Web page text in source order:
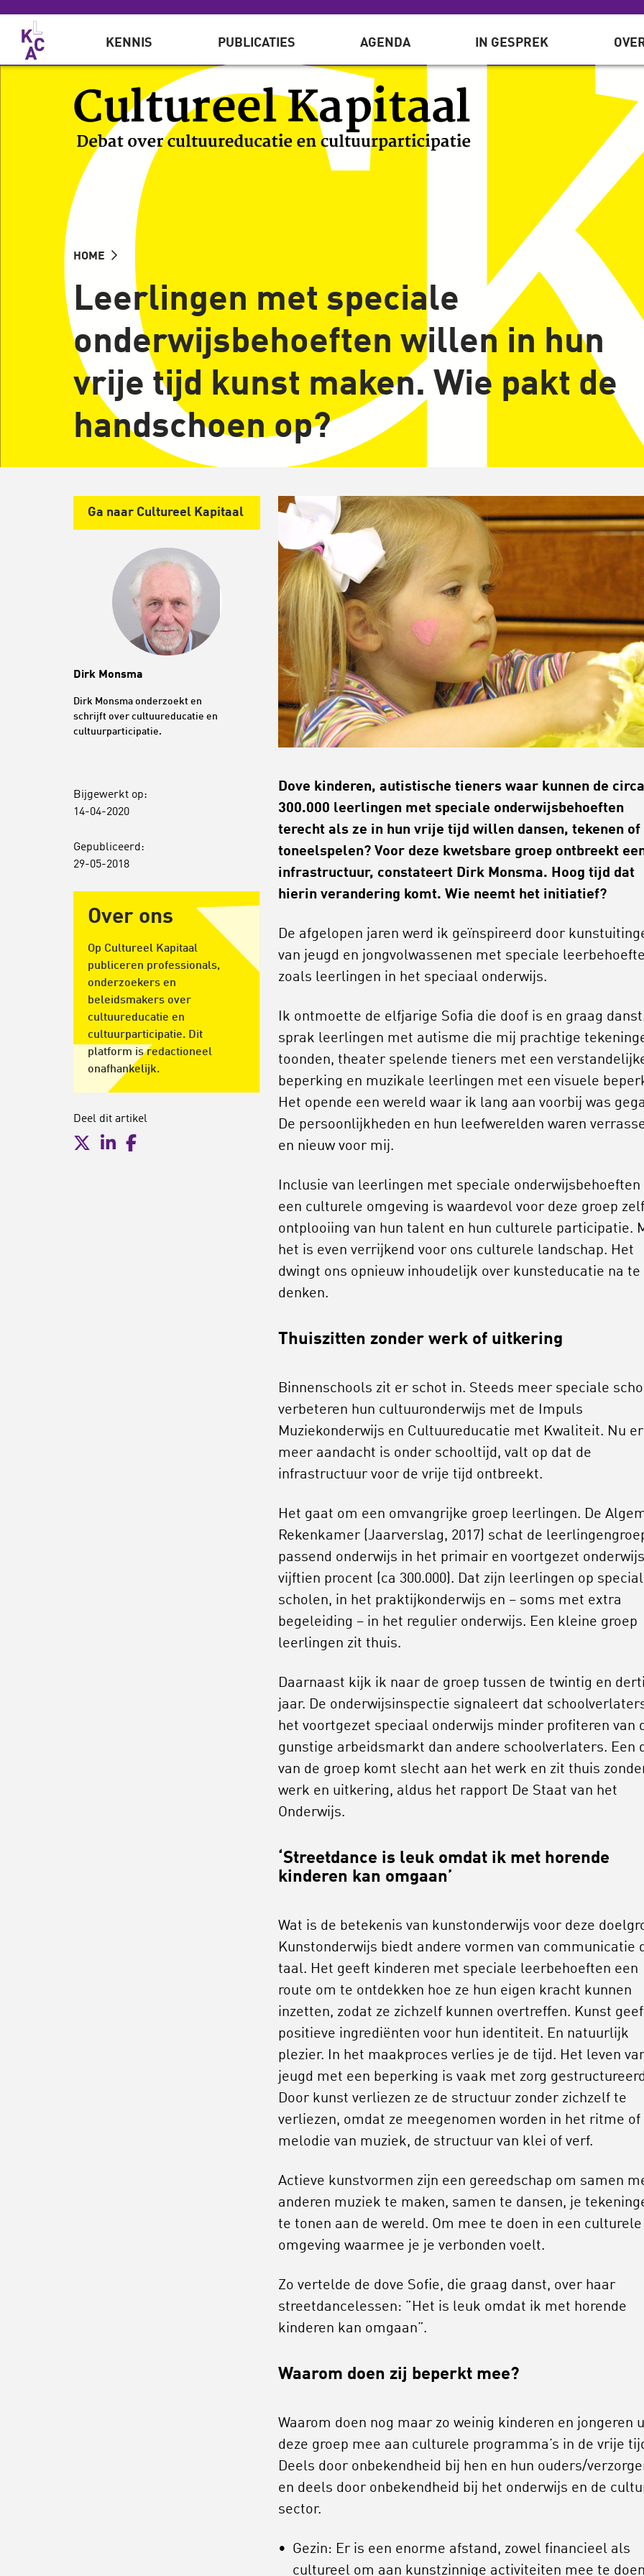
Overslaan en naar de inhoud gaan
KENNIS PUBLICATIES AGENDA IN GESPREK
HOME
Leerlingen met speciale
onderwijsbehoeften willen in hun
vrije tijd kunst maken. Wie pakt de
handschoen op?
Ga naar Cultureel Kapitaal
Dirk Monsma
Dirk Monsma onderzoekt en
schrijft over cultuureducatie en
cultuurparticipatie.
Bijgewerkt op:
14-04-2020
Gepubliceerd:
29-05-2018
Over ons
Op Cultureel Kapitaal
publiceren professionals,
onderzoekers en
beleidsmakers over
cultuureducatie en
cultuurparticipatie. Dit
platform is redactioneel
onafhankelijk.
Deel dit artikel
Dove kinderen, autistische tieners waar kunnen de circa
300.000 leerlingen met speciale onderwijsbehoeften
terecht als ze in hun vrije tijd willen dansen, tekenen of
toneelspelen? Voor deze kwetsbare groep ontbreekt
infrastructuur, constateert Dirk Monsma. Hoog tijd dat
hierin verandering komt. Wie neemt het initiatief?
De afgelopen jaren werd ik geïnspireerd door
van jeugd en jongvolwassenen met speciale
zoals leerlingen in het speciaal onderwijs.
Ik ontmoette de elfjarige Sofia die doof is en graag
sprak leerlingen met autisme die mij prachtige
toonden, theater spelende tieners met een
beperking en muzikale leerlingen met een visuele
Het opende een wereld waar ik lang aan voorbij was
De persoonlijkheden en hun leefwerelden waren
en nieuw voor mij.
Inclusie van leerlingen met speciale onderwijsbehoeften
een culturele omgeving is waardevol voor deze groep
ontplooiing van hun talent en hun culturele participatie.
het is even verrijkend voor ons culturele landschap. Het
dwingt ons opnieuw inhoudelijk over kunsteducatie na te
denken.
Thuiszitten zonder werk of uitkering
Binnenschools zit er schot in. Steeds meer speciale
verbeteren hun cultuuronderwijs met de Impuls
Muziekonderwijs en Cultuureducatie met Kwaliteit. Nu er
meer aandacht is onder schooltijd, valt op dat de
infrastructuur voor de vrije tijd ontbreekt.
Het gaat om een omvangrijke groep leerlingen. De
Rekenkamer (Jaarverslag, 2017) schat de
passend onderwijs in het primair en voortgezet
vijftien procent (ca 300.000). Dat zijn leerlingen op
scholen, in het praktijkonderwijs en – soms met extra
begeleiding – in het regulier onderwijs. Een kleine groep
leerlingen zit thuis.
Daarnaast kijk ik naar de groep tussen de twintig en
jaar. De onderwijsinspectie signaleert dat
het voortgezet speciaal onderwijs minder profiteren van
gunstige arbeidsmarkt dan andere schoolverlaters. Een
van de groep komt slecht aan het werk en zit thuis
werk en uitkering, aldus het rapport De Staat van het
Onderwijs.
‘Streetdance is leuk omdat ik met horende
kinderen kan omgaan’
Wat is de betekenis van kunstonderwijs voor deze
Kunstonderwijs biedt andere vormen van communicatie
taal. Het geeft kinderen met speciale leerbehoeften een
route om te ontdekken hoe ze hun eigen kracht kunnen
inzetten, zodat ze zichzelf kunnen overtreffen. Kunst
positieve ingrediënten voor hun identiteit. En natuurlijk
plezier. In het maakproces verlies je de tijd. Het leven
jeugd met een beperking is vaak met zorg
Door kunst verliezen ze de structuur zonder zichzelf te
verliezen, omdat ze meegenomen worden in het ritme of
melodie van muziek, de structuur van klei of verf.
Actieve kunstvormen zijn een gereedschap om samen
anderen muziek te maken, samen te dansen, je
te tonen aan de wereld. Om mee te doen in een culturele
omgeving waarmee je je verbonden voelt.
Zo vertelde de dove Sofie, die graag danst, over haar
streetdancelessen: ”Het is leuk omdat ik met horende
kinderen kan omgaan”.
Waarom doen zij beperkt mee?
Waarom doen nog maar zo weinig kinderen en jongeren
deze groep mee aan culturele programma’s in de vrije
Deels door onbekendheid bij hen en hun ouders/
en deels door onbekendheid bij het onderwijs en de
sector.
Gezin: Er is een enorme afstand, zowel financieel als
cultureel om aan kunstzinnige activiteiten mee te